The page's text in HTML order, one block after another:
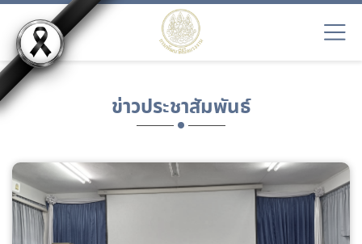
ข่าวประชาสัมพันธ์